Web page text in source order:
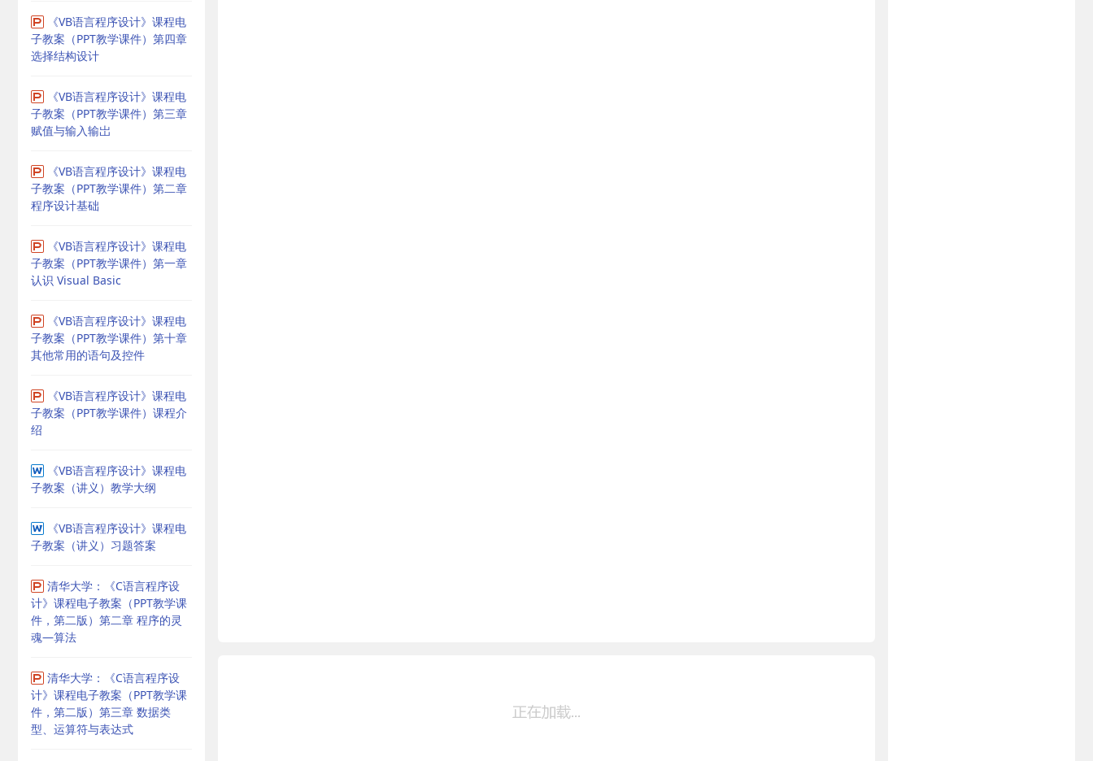
《VB语言程序设计》课程电
子教案（PPT教学课件）第四章
选择结构设计
《VB语言程序设计》课程电
子教案（PPT教学课件）第三章
赋值与输入输岀
《VB语言程序设计》课程电
子教案（PPT教学课件）第二章
程序设计基础
《VB语言程序设计》课程电
子教案（PPT教学课件）第一章
认识 Visual Basic
《VB语言程序设计》课程电
子教案（PPT教学课件）第十章
其他常用的语句及控件
《VB语言程序设计》课程电
子教案（PPT教学课件）课程介
绍
《VB语言程序设计》课程电
子教案（讲义）教学大纲
《VB语言程序设计》课程电
子教案（讲义）习题答案
清华大学：《C语言程序设
计》课程电子教案（PPT教学课
件，第二版）第二章 程序的灵
魂—算法
清华大学：《C语言程序设
计》课程电子教案（PPT教学课
件，第二版）第三章 数据类
型、运算符与表达式